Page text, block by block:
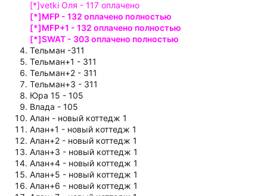
[*]vetki Оля - 117 оплачено
[*]MFP - 132 оплачено полностью
[*]MFP+1 - 132 оплачено полностью
[*]SWAT - 303 оплачено полностью
Тельман -311
Тельман+1 - 311
Тельман+2 - 311
Тельман+3 - 311
Юра 15 - 105
Влада - 105
Алан - новый коттедж 1
Алан+1 - новый коттедж 1
Алан+2 - новый коттедж 1
Алан+3 - новый коттедж 1
Алан+4 - новый коттедж 1
Алан+5 - новый коттедж 1
Алан+6 - новый коттедж 1